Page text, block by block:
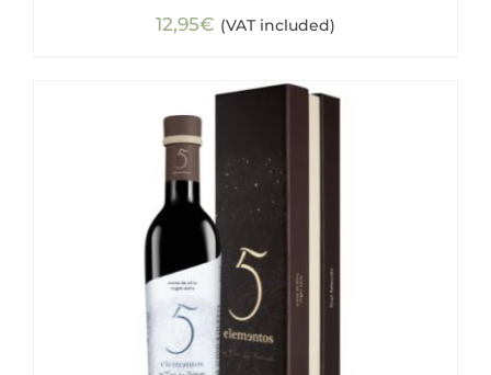
12,95€ (VAT included)